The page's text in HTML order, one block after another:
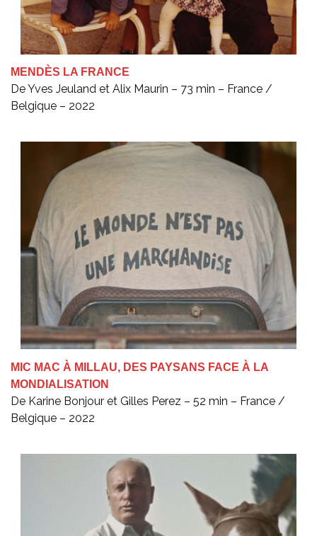
MENDÈS LA FRANCE
De Yves Jeuland et Alix Maurin – 73 min – France /
Belgique – 2022
MIC MAC À MILLAU, DES PAYSANS FACE À LA
MONDIALISATION
De Karine Bonjour et Gilles Perez – 52 min – France /
Belgique – 2022